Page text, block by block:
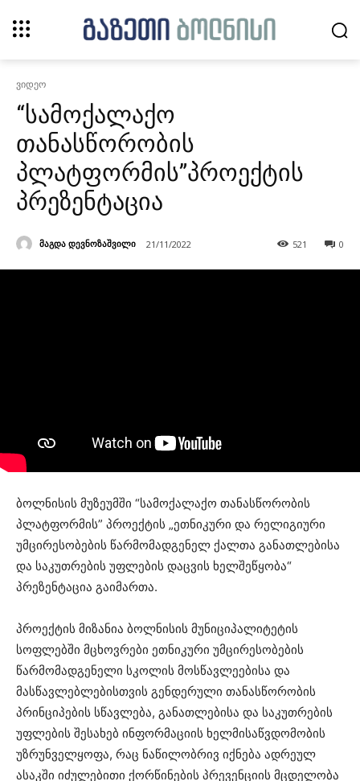
ვიდეო
“სამოქალაქო
თანასწორობის
პლატფორმის”პროექტის
პრეზენტაცია
მაგდა დევნოზაშვილი 21/11/2022 0
521
ბოლნისის მუზეუმში “სამოქალაქო თანასწორობის
პლატფორმის” პროექტის „ეთნიკური და რელიგიური
უმცირესობების წარმომადგენელ ქალთა განათლებისა
და საკუთრების უფლების დაცვის ხელშეწყობა“
პრეზენტაცია გაიმართა.
პროექტის მიზანია ბოლნისის მუნიციპალიტეტის
სოფლებში მცხოვრები ეთნიკური უმცირესობების
წარმომადგენელი სკოლის მოსწავლეებისა და
მასწავლებლებისთვის გენდერული თანასწორობის
პრინციპების სწავლება, განათლებისა და საკუთრების
უფლების შესახებ ინფორმაციის ხელმისაწვდომობის
უზრუნველყოფა, რაც ნაწილობრივ იქნება ადრეულ
ასაკში იძულებითი ქორწინების პრევენციის მცდელობა